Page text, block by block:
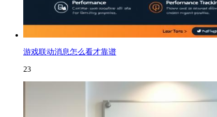
游戏联动消息怎么看才靠谱
23